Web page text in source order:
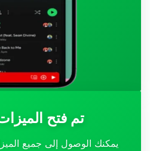
تم فتح
يمكنك الوصول إلى جميع